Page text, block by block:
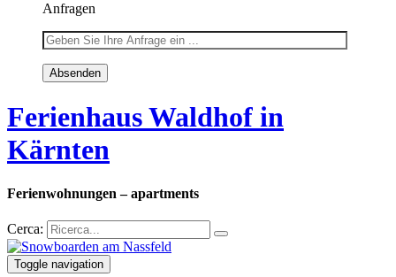
Anfragen
Ferienhaus Waldhof in
Kärnten
Ferienwohnungen – apartments
Cerca:
Toggle navigation